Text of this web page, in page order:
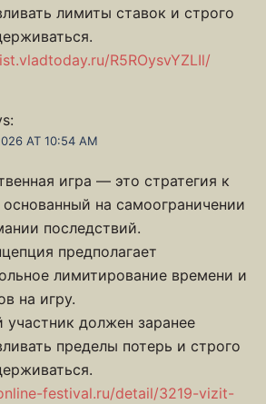
лимиты ставок и строго
R5ROysvYZLIl/
AT 10:54 AM
игра — это стратегия к
основанный на самоограничении
последствий.
предполагает
лимитирование времени и
на игру.
должен заранее
пределы потерь и строго
festival.ru/detail/3219-vizit-